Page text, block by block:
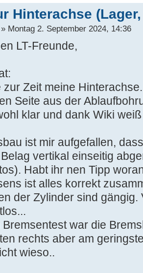
Hinterachse
» Montag 2. September 2024, 14:36
LT-Freunde,
zur Zeit meine
Seite aus der
klar und dank Wiki
ist mir aufgefallen,
vertikal einseitig
Habt ihr nen Tipp
ist alles korrekt
der Zylinder sind
Bremsentest war die
rechts aber am
wieso..